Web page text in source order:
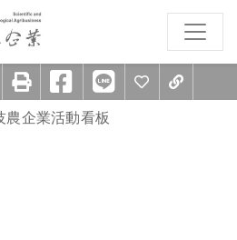
農企業活動看板